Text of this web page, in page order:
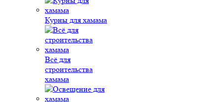
Курны для хамама
Всё для
строительства
хамама